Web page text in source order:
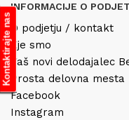
INFORMACIJE O
O podjetju / kontakt
Kje smo
Vaš novi delodajalec
Prosta delovna mesta
Facebook
Instagram
Kontaktirajte nas